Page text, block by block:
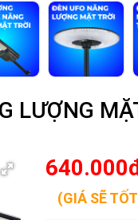
LƯỢNG
(GIÁ SẼ